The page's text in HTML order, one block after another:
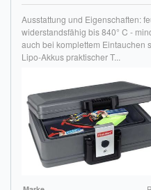
Ausstattung und Eigenschaften:
widerstandsfähig bis 840° C -
auch bei komplettem Eintauchen
Lipo-Akkus praktischer T...